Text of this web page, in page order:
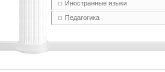
Иностранные языки
Педагогика